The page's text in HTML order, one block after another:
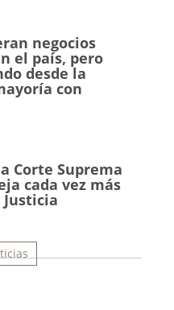
negocios
el país, pero
desde la
con
Corte Suprema
cada vez más